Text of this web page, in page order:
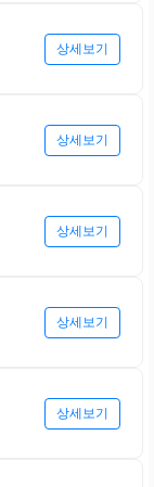
상세보기
상세보기
상세보기
상세보기
상세보기